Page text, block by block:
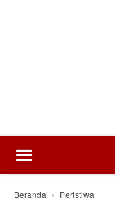
Beranda Peristiwa